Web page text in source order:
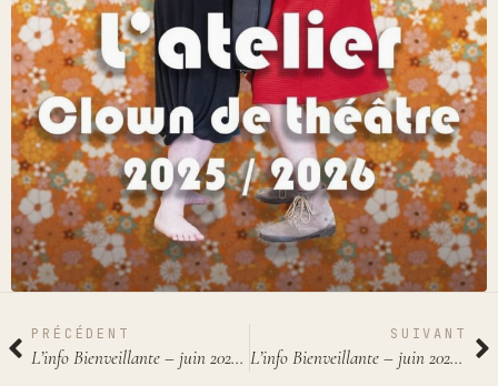
PRÉCÉDENT
L’info Bienveillante – juin 2025 – #1
SUIVANT
L’info Bienveillante – juin 2025 – #3